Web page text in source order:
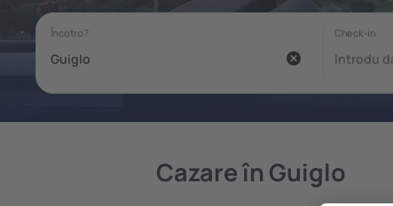
Cazare în Guiglo